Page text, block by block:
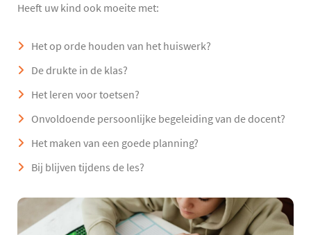
Heeft uw kind ook moeite met:
Het op orde houden van het huiswerk?
De drukte in de klas?
Het leren voor toetsen?
Onvoldoende persoonlijke begeleiding van de docent?
Het maken van een goede planning?
Bij blijven tijdens de les?